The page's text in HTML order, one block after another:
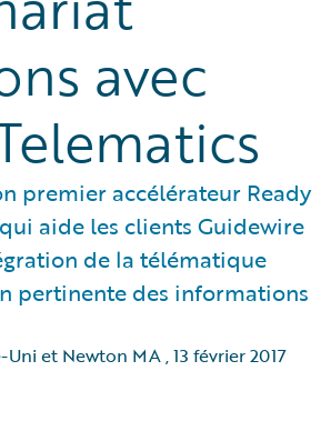
avec
premier accélérateur Ready
aide les clients Guidewire
de la télématique
pertinente des informations
Uni et Newton MA,13 février 2017